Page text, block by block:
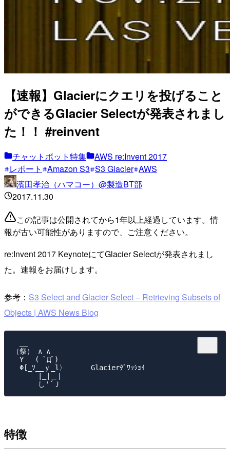
【速報】Glacierにクエリを投げること
ができるGlacier Selectが発表されまし
た！！ #reinvent
チャットボット特集
AWS re:Invent 2017
レポート
Amazon S3 S3 Glacier AWS
濱田孝治（ハマコー）@製造BT部
2017.11.30
この記事は公開されてから1年以上経過しています。情
報が古い可能性がありますので、ご注意ください。
re:Invent 2017 KeynoteにてGlacier Selectが発表されまし
た。速報をお届けします。
参考： S3 Select and Glacier Select – Retrieving Subsets of
Objects | AWS News Blog
（祭） ∧ ∧
Y　 ( ﾟДﾟ)
Φ[_ｿ__ｙ_l〉      Glacierﾀﾞﾜｯｼｮｲ
特徴